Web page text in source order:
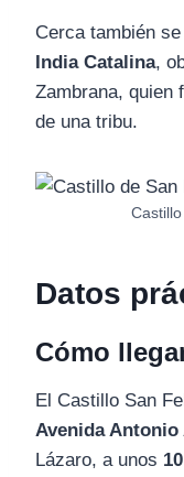
Cerca también
India Catalina,
Zambrana, quien
de una tribu.
Datos
Cómo
El Castillo San
Avenida Antonio
Lázaro, a unos